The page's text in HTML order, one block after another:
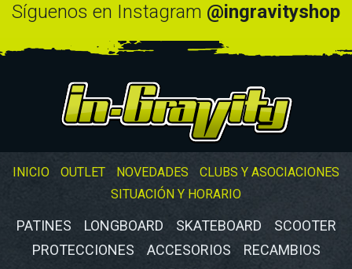
Síguenos en Instagram @ingravityshop
INICIO OUTLET NOVEDADES
CLUBS Y ASOCIACIONES
SITUACIÓN Y HORARIO
PATINES LONGBOARD SKATEBOARD
SCOOTER
PROTECCIONES
ACCESORIOS
RECAMBIOS